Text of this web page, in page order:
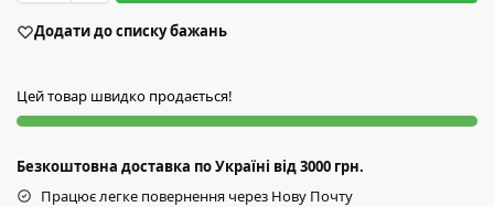
Додати до списку бажань
Цей товар швидко продається!
Безкоштовна доставка по Україні від 3000 грн.
Працює легке повернення через Нову Почту